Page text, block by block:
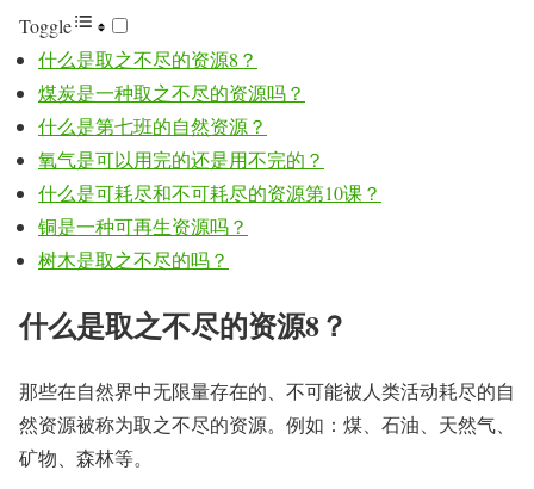
Toggle
什么是取之不尽的资源8？
煤炭是一种取之不尽的资源吗？
什么是第七班的自然资源？
氧气是可以用完的还是用不完的？
什么是可耗尽和不可耗尽的资源第10课？
铜是一种可再生资源吗？
树木是取之不尽的吗？
什么是取之不尽的资源8？
那些在自然界中无限量存在的、不可能被人类活动耗尽的自
然资源被称为取之不尽的资源。例如：煤、石油、天然气、
矿物、森林等。